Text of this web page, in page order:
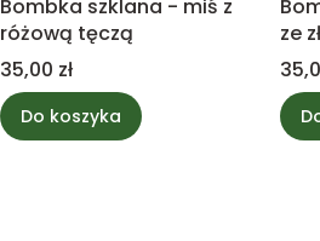
Bombka szklana - miś z
różową tęczą
Cena
35,00 zł
Do koszyka
ze